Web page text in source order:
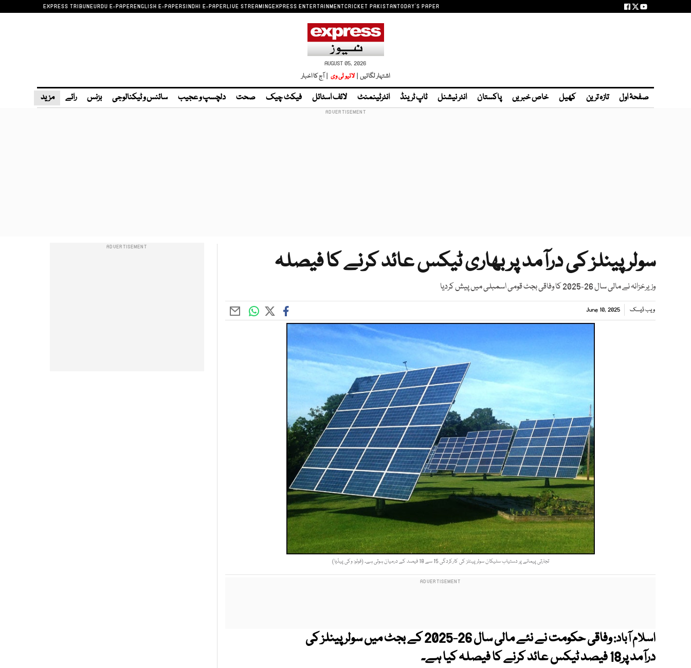
EXPRESS TRIBUNEURDU E-PAPERENGLISH E-PAPERSINDHI E-PAPERLIVE STREAMINGEXPRESS ENTERTAINMENTCRICKET PAKISTANTODAY'S PAPER
AUGUST 05, 2026
اشتہار لگائیں | لائیو ٹی وی | آج کا اخبار
صفحۂ اول تازہ ترین کھیل خاص خبریں پاکستان انٹر نیشنل ٹاپ ٹرینڈ انٹرٹینمنٹ لائف اسٹائل فیکٹ چیک صحت دلچسپ و عجیب سائنس و ٹیکنالوجی بزنس رائے مزید
سولر پینلز کی درآمد پر بھاری ٹیکس عائد کرنے کا فیصلہ
وزیرخزانہ نے مالی سال 26-2025 کا وفاقی بجٹ قومی اسمبلی میں پیش کردیا
ویب ڈیسک June 10, 2025
تجارتی پیمانے پر دستیاب سلیکان سولر پینلز کی کارکردگی 15 سے 18 فیصد کے درمیان ہوتی ہے۔ (فوٹو: وکی پیڈیا)
اسلام آباد:
وفاقی حکومت نے نئے مالی سال 26-2025 کے بجٹ میں سولر پینلز کی
درآمد پر18 فیصد ٹیکس عائد کرنے کا فیصلہ کیا ہے۔